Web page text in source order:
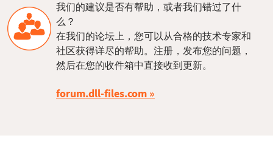
我们的建议是否有帮助，或者我们错过了什
么？
在我们的论坛上，您可以从合格的技术专家和
社区获得详尽的帮助。注册，发布您的问题，
然后在您的收件箱中直接收到更新。
forum.dll-files.com